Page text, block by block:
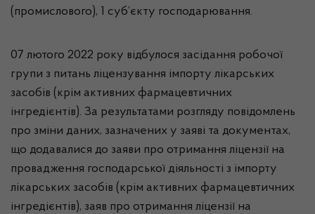
(промислового), 1 суб’єкту господарювання.
07 лютого 2022 року відбулося засідання робочої
групи з питань ліцензування імпорту лікарських
засобів (крім активних фармацевтичних
інгредієнтів). За результатами розгляду повідомлень
про зміни даних, зазначених у заяві та документах,
що додавалися до заяви про отримання ліцензії на
провадження господарської діяльності з імпорту
лікарських засобів (крім активних фармацевтичних
інгредієнтів), заяв про отримання ліцензії на